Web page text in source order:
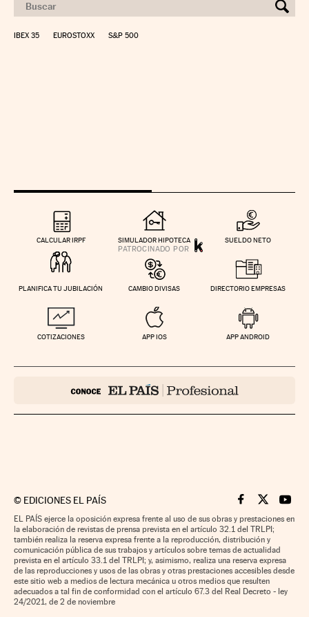
IBEX 35 EUROSTOXX S&P 500
CALCULAR IRPF SIMULADOR HIPOTECA SUELDO NETO
PLANIFICA TU JUBILACIÓN CAMBIO DIVISAS DIRECTORIO EMPRESAS
COTIZACIONES APP IOS APP ANDROID
© EDICIONES EL PAÍS Cinco Días en
Cinco Días
Cinco
EL PAÍS ejerce la oposición expresa frente al uso de sus obras y prestaciones en
la elaboración de revistas de prensa prevista en el artículo 32.1 del TRLPI;
también realiza la reserva expresa frente a la reproducción, distribución y
comunicación pública de sus trabajos y artículos sobre temas de actualidad
prevista en el artículo 33.1 del TRLPI; y, asimismo, realiza una reserva expresa
de las reproducciones y usos de las obras y otras prestaciones accesibles desde
este sitio web a medios de lectura mecánica u otros medios que resulten
adecuados a tal fin de conformidad con el artículo 67.3 del Real Decreto - ley
24/2021, de 2 de noviembre